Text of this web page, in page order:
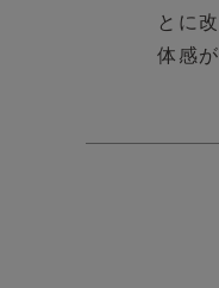
とに
体感